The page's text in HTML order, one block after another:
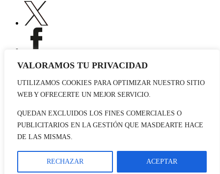
VALORAMOS TU PRIVACIDAD
UTILIZAMOS COOKIES PARA OPTIMIZAR NUESTRO SITIO
WEB Y OFRECERTE UN MEJOR SERVICIO.
QUEDAN EXCLUIDOS LOS FINES COMERCIALES O
PUBLICITARIOS EN LA GESTIÓN QUE MASDEARTE HACE
DE LAS MISMAS.
RECHAZAR ACEPTAR
Publicidad
Contacto
© 2026 masdearte. Información de exposiciones, museos y artistas
Política de cookies
Política de Privacidad
Datos sociales